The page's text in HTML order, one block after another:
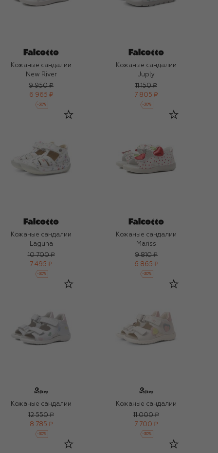
Кожаные сандалии
New River
9 950 ₽
6 965 ₽
-30%
Кожаные сандалии
Juply
11 150 ₽
7 805 ₽
-30%
Кожаные сандалии
Laguna
10 700 ₽
7 495 ₽
-30%
Кожаные сандалии
Mariss
9 810 ₽
6 865 ₽
-30%
Кожаные сандалии
12 550 ₽
8 785 ₽
-30%
Кожаные сандалии
11 000 ₽
7 700 ₽
-30%